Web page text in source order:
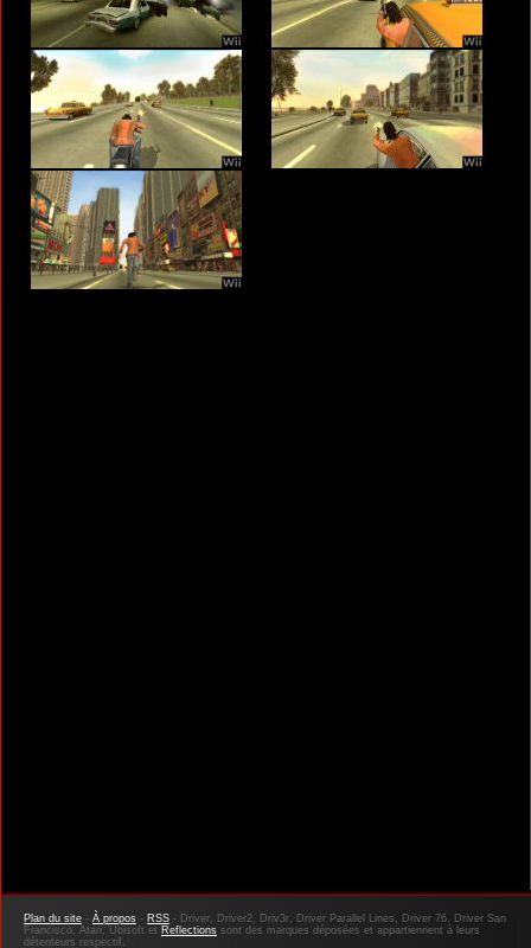
Plan du site - À propos - RSS - Driver, Driver2, Driv3r, Driver Parallel Lines, Driver 76, Driver San
Francisco, Atari, Ubisoft et Reflections sont des marques déposées et appartiennent à leurs
détenteurs respectif.